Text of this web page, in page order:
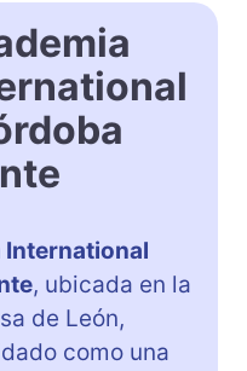
International
, ubicada en la
de León,
como una